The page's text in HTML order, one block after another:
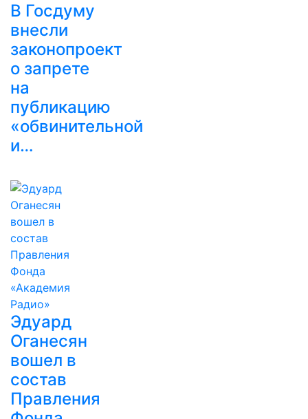
В Госдуму
внесли
законопроект
о запрете
на
публикацию
«обвинительной
и…
Эдуард
Оганесян
вошел в
состав
Правления